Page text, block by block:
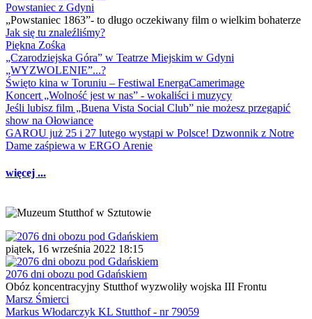
Powstaniec z Gdyni
„Powstaniec 1863”- to długo oczekiwany film o wielkim bohaterze
Jak się tu znaleźliśmy?
Piękna Zośka
„Czarodziejska Góra” w Teatrze Miejskim w Gdyni
„WYZWOLENIE”...?
Święto kina w Toruniu – Festiwal EnergaCamerimage
Koncert „Wolność jest w nas” - wokaliści i muzycy
Jeśli lubisz film „Buena Vista Social Club” nie możesz przegapić
show na Ołowiance
GAROU już 25 i 27 lutego wystąpi w Polsce! Dzwonnik z Notre
Dame zaśpiewa w ERGO Arenie
więcej ...
piątek, 16 września 2022 18:15
2076 dni obozu pod Gdańskiem
Obóz koncentracyjny Stutthof wyzwoliły wojska III Frontu
Marsz Śmierci
Markus Włodarczyk KL Stutthof - nr 79059